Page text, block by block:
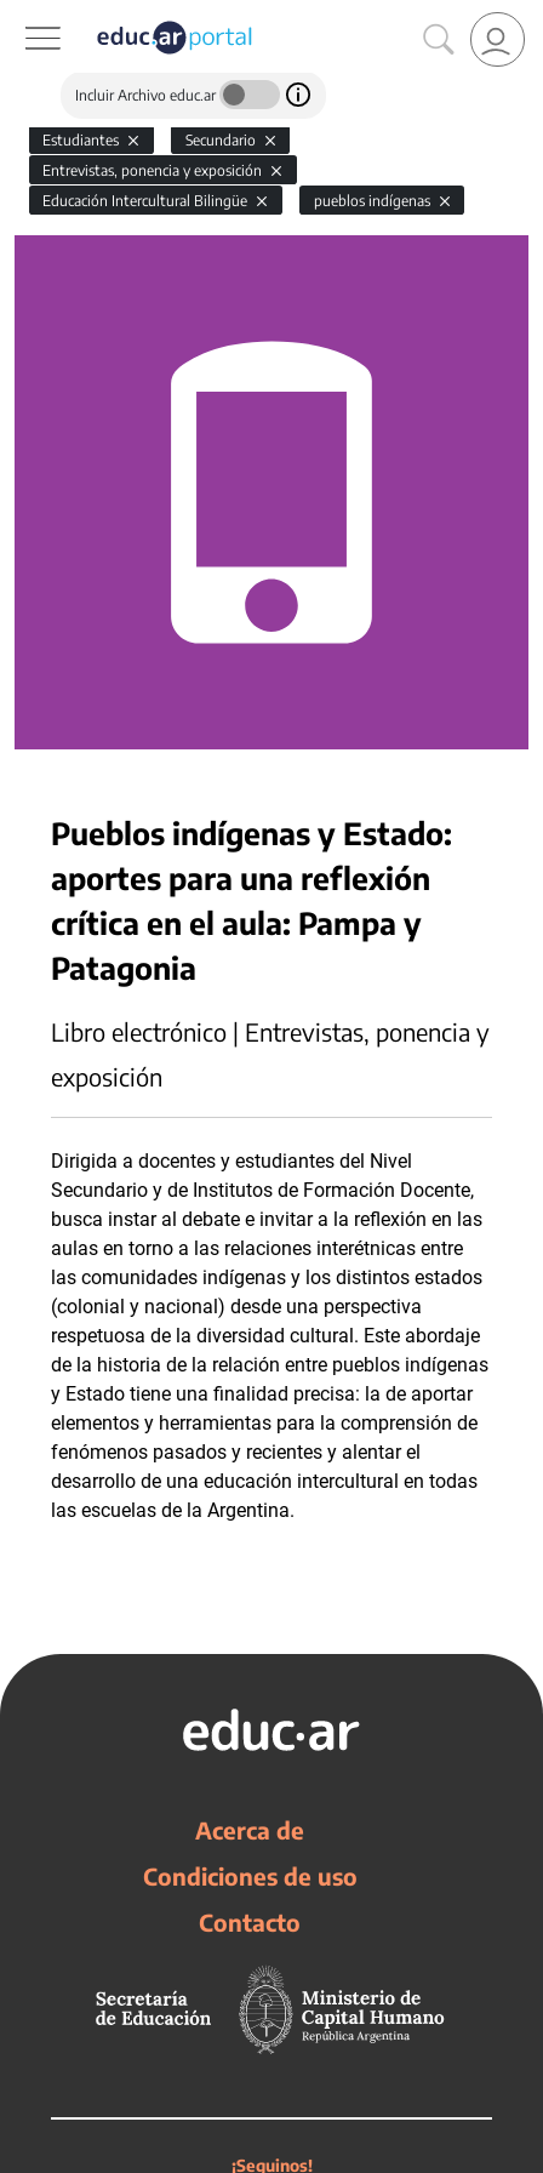
Incluir Archivo educ.ar
Estudiantes
Secundario
Entrevistas, ponencia y exposición
Educación Intercultural Bilingüe
pueblos indígenas
Pueblos indígenas y Estado:
aportes para una reflexión
crítica en el aula: Pampa y
Patagonia
Libro electrónico | Entrevistas, ponencia y
exposición
Dirigida a docentes y estudiantes del Nivel
Secundario y de Institutos de Formación Docente,
busca instar al debate e invitar a la reflexión en las
aulas en torno a las relaciones interétnicas entre
las comunidades indígenas y los distintos estados
(colonial y nacional) desde una perspectiva
respetuosa de la diversidad cultural. Este abordaje
de la historia de la relación entre pueblos indígenas
y Estado tiene una finalidad precisa: la de aportar
elementos y herramientas para la comprensión de
fenómenos pasados y recientes y alentar el
desarrollo de una educación intercultural en todas
las escuelas de la Argentina.
Acerca de
Condiciones de uso
Contacto
¡Seguinos!